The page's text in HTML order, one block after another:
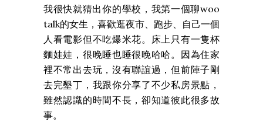
我很快就猜出你的學校，我第一個聊woo
talk的女生，喜歡逛夜市、跑步、自己一個
人看電影但不吃爆米花。床上只有一隻杯
麵娃娃，很晚睡也睡很晚哈哈。因為住家
裡不常出去玩，沒有聯誼過，但前陣子剛
去完墾丁，我跟你分享了不少私房景點，
雖然認識的時間不長，卻知道彼此很多故
事。